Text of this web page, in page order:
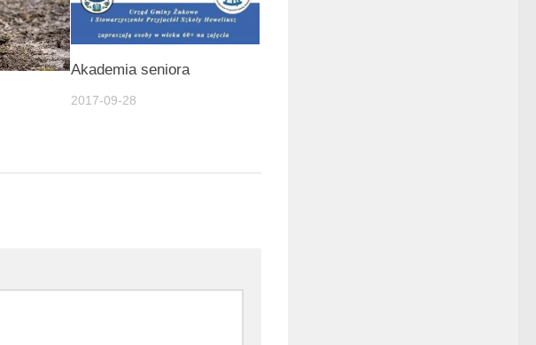
Akademia seniora
2017-09-28